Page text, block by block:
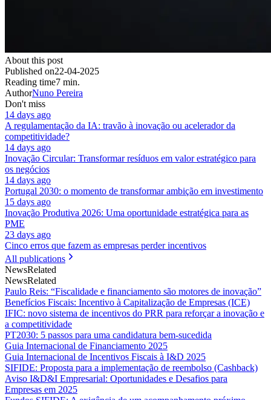
About this post
Published on22-04-2025
Reading time7 min.
AuthorNuno Pereira
Don't miss
14 days ago
A regulamentação da IA: travão à inovação ou acelerador da
competitividade?
14 days ago
Inovação Circular: Transformar resíduos em valor estratégico para
os negócios
14 days ago
Portugal 2030: o momento de transformar ambição em investimento
15 days ago
Inovação Produtiva 2026: Uma oportunidade estratégica para as
PME
23 days ago
Cinco erros que fazem as empresas perder incentivos
All publications
NewsRelated
NewsRelated
Paulo Reis: “Fiscalidade e financiamento são motores de inovação”
Benefícios Fiscais: Incentivo à Capitalização de Empresas (ICE)
IFIC: novo sistema de incentivos do PRR para reforçar a inovação e
a competitividade
PT2030: 5 passos para uma candidatura bem-sucedida
Guia Internacional de Financiamento 2025
Guia Internacional de Incentivos Fiscais à I&D 2025
SIFIDE: Proposta para a implementação de reembolso (Cashback)
Aviso I&D&I Empresarial: Oportunidades e Desafios para
Empresas em 2025